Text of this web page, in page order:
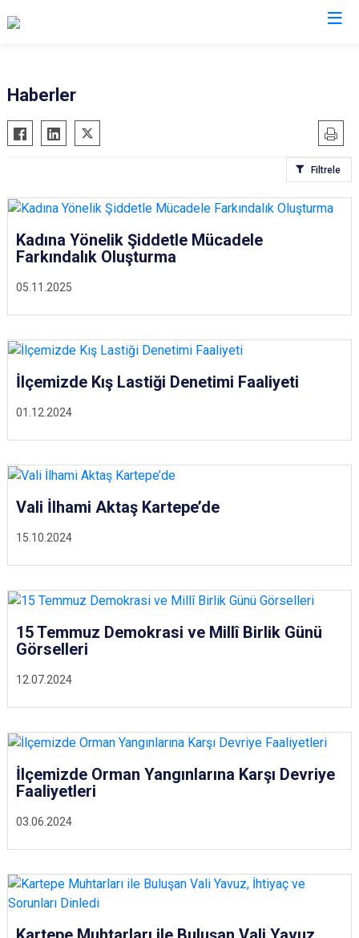
Gebze
Gölcük
Karamürsel
Derince
Dilovası
Kartepe
Haberler
Filtrele
05.11.2025
Kadına Yönelik Şiddetle Mücadele
Farkındalık Oluşturma
01.12.2024
İlçemizde Kış Lastiği Denetimi Faaliyeti
15.10.2024
Vali İlhami Aktaş Kartepe’de
12.07.2024
15 Temmuz Demokrasi ve Millî Birlik Günü
Görselleri
03.06.2024
İlçemizde Orman Yangınlarına Karşı Devriye
Faaliyetleri